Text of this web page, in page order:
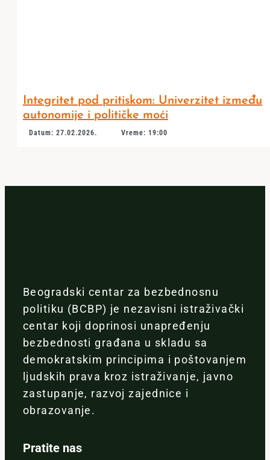
Integritet pod pritiskom: Univerzitet između
autonomije i političke moći
Datum: 27.02.2026. Vreme: 19:00
Beogradski centar za bezbednosnu
politiku (BCBP) je nezavisni istraživački
centar koji doprinosi unapređenju
bezbednosti građana u skladu sa
demokratskim principima i poštovanjem
ljudskih prava kroz istraživanje, javno
zastupanje, razvoj zajednice i
obrazovanje.
Pratite nas